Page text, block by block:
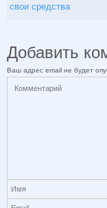
свои средства
Добавить
Ваш адрес email не будет